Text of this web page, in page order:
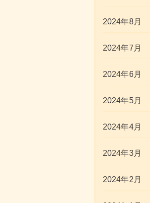
2024年8月
2024年7月
2024年6月
2024年5月
2024年4月
2024年3月
2024年2月